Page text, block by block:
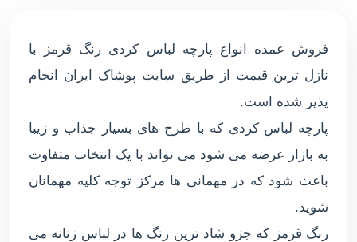
فروش عمده انواع پارچه لباس کردی رنگ قرمز با
نازل ترین قیمت از طریق سایت پوشاک ایران انجام
پذیر شده است.
پارچه لباس کردی که با طرح های بسیار جذاب و زیبا
به بازار عرضه می شود می تواند با یک انتخاب متفاوت
باعث شود که در مهمانی ها مرکز توجه کلیه مهمانان
شوید.
رنگ قرمز که جزو شاد ترین رنگ ها در لباس زنانه می